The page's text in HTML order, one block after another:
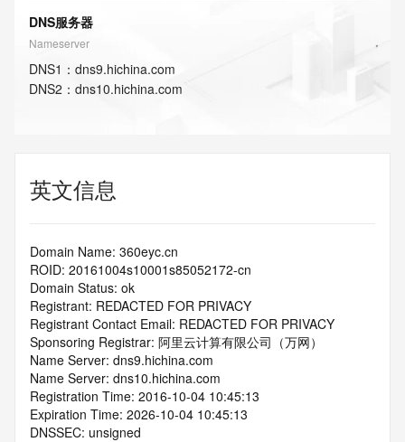
DNS服务器
Nameserver
DNS1 ： dns9.hichina.com
DNS2 ： dns10.hichina.com
英文信息
Domain Name: 360eyc.cn
ROID: 20161004s10001s85052172-cn
Domain Status: ok
Registrant: REDACTED FOR PRIVACY
Registrant Contact Email: REDACTED FOR PRIVACY
Sponsoring Registrar: 阿里云计算有限公司（万网）
Name Server: dns9.hichina.com
Name Server: dns10.hichina.com
Registration Time: 2016-10-04 10:45:13
Expiration Time: 2026-10-04 10:45:13
DNSSEC: unsigned